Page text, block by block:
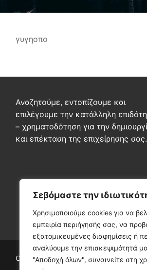
Σεβόμαστε την
Χρησιμοποιούμε cookies για να
εμπειρία περιήγησής σας, να
εξατομικευμένες διαφημίσεις ή
αναλύουμε την επισκεψιμότητά
"Αποδοχή όλων", συναινείτε στη
γυγηοπο
Αναζητούμε, εντοπίζουμε και
επιλέγουμε την κατάλληλη
– χρηματοδότηση για την
και επέκταση της επιχείρησης σας.
Copyright © 2026 ΓΡΑΦΕΙΟ ΜΕΛΕΤΩΝ –